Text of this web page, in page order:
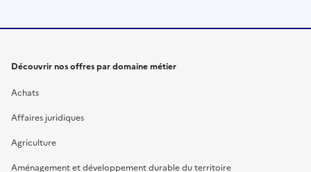
Découvrir nos offres par domaine métier
Achats
Affaires juridiques
Agriculture
Aménagement et développement durable du territoire